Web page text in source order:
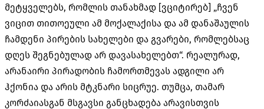
მეტყველებს, რომლის თანახმად [ვციტირებ] „ჩვენ
ვიცით თითოეული ამ მოქალაქისა და ამ დანაშაულის
ჩამდენი პირების სახელები და გვარები, რომლებსაც
დღეს შეგნებულად არ დავასახელებთ“. რეალურად,
არანაირი პირადობის ჩამორთმევას ადგილი არ
ჰქონია და არის მტკნარი სიცრუე. თუმცა, თამარ
კორძაიასგან მსგავსი განცხადება არავისთვის